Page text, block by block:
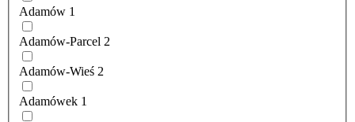
Adamów 1
Adamów-Parcel 2
Adamów-Wieś 2
Adamówek 1